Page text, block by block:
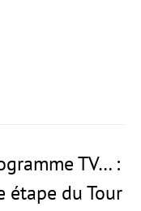
TV… :
étape du Tour